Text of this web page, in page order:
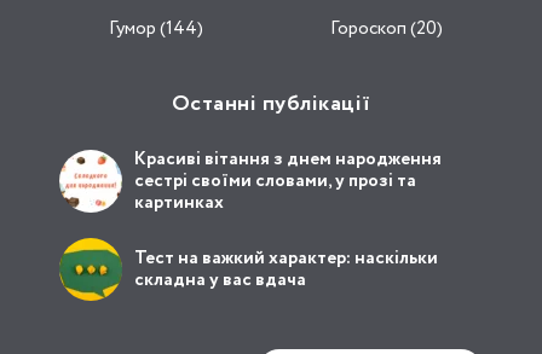
Гумор (144)
Гороскоп (20)
Останні публікації
Красиві вітання з днем народження
сестрі своїми словами, у прозі та
картинках
Тест на важкий характер: наскільки
складна у вас вдача